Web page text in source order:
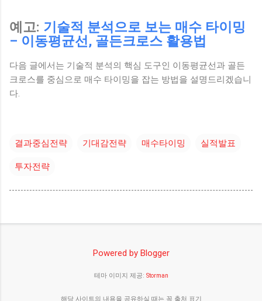
예고: 기술적 분석으로 보는 매수 타이밍
– 이동평균선, 골든크로스 활용법
다음 글에서는 기술적 분석의 핵심 도구인 이동평균선과 골든
크로스를 중심으로 매수 타이밍을 잡는 방법을 설명드리겠습니
다.
결과중심전략 기대감전략 매수타이밍 실적발표
투자전략
Powered by Blogger
테마 이미지 제공: Storman
해당 사이트의 내용을 공유하실 때는 꼭 출처 표기